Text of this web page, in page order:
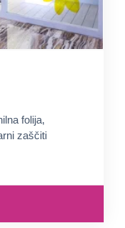
folija,
zaščiti